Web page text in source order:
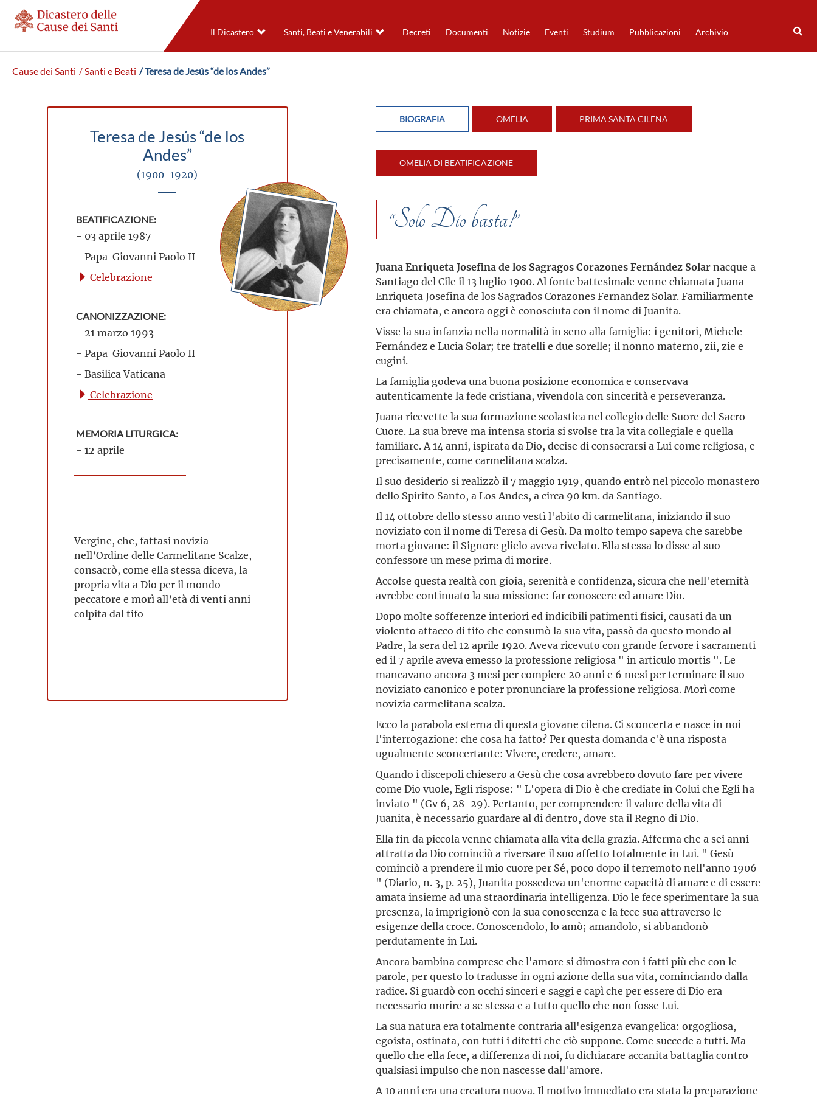
Il Dicastero Santi, Beati e Venerabili Decreti Documenti Notizie Eventi Studium Pubblicazioni Archivio
Cause dei Santi / Santi e Beati / Teresa de Jesús “de los Andes”
Teresa de Jesús “de los
Andes”
(1900-1920)
BEATIFICAZIONE:
- 03 aprile 1987
- Papa Giovanni Paolo II
Celebrazione
CANONIZZAZIONE:
- 21 marzo 1993
- Papa Giovanni Paolo II
- Basilica Vaticana
Celebrazione
MEMORIA LITURGICA:
- 12 aprile
Vergine, che, fattasi novizia
nell’Ordine delle Carmelitane Scalze,
consacrò, come ella stessa diceva, la
propria vita a Dio per il mondo
peccatore e morì all’età di venti anni
colpita dal tifo
BIOGRAFIA OMELIA PRIMA SANTA CILENA
OMELIA DI BEATIFICAZIONE
“Solo Dio basta!”
Juana Enriqueta Josefina de los Sagragos Corazones Fernández Solarnacque a
Santiago del Cile il 13 luglio 1900. Al fonte battesimale venne chiamata Juana
Enriqueta Josefina de los Sagrados Corazones Fernandez Solar. Familiarmente
era chiamata, e ancora oggi è conosciuta con il nome di Juanita.
Visse la sua infanzia nella normalità in seno alla famiglia: i genitori, Michele
Fernández e Lucia Solar; tre fratelli e due sorelle; il nonno materno, zii, zie e
cugini.
La famiglia godeva una buona posizione economica e conservava
autenticamente la fede cristiana, vivendola con sincerità e perseveranza.
Juana ricevette la sua formazione scolastica nel collegio delle Suore del Sacro
Cuore. La sua breve ma intensa storia si svolse tra la vita collegiale e quella
familiare. A 14 anni, ispirata da Dio, decise di consacrarsi a Lui come religiosa, e
precisamente, come carmelitana scalza.
Il suo desiderio si realizzò il 7 maggio 1919, quando entrò nel piccolo monastero
dello Spirito Santo, a Los Andes, a circa 90 km. da Santiago.
Il 14 ottobre dello stesso anno vestì l'abito di carmelitana, iniziando il suo
noviziato con il nome di Teresa di Gesù. Da molto tempo sapeva che sarebbe
morta giovane: il Signore glielo aveva rivelato. Ella stessa lo disse al suo
confessore un mese prima di morire.
Accolse questa realtà con gioia, serenità e confidenza, sicura che nell'eternità
avrebbe continuato la sua missione: far conoscere ed amare Dio.
Dopo molte sofferenze interiori ed indicibili patimenti fisici, causati da un
violento attacco di tifo che consumò la sua vita, passò da questo mondo al
Padre, la sera del 12 aprile 1920. Aveva ricevuto con grande fervore i sacramenti
ed il 7 aprile aveva emesso la professione religiosa " in articulo mortis ". Le
mancavano ancora 3 mesi per compiere 20 anni e 6 mesi per terminare il suo
noviziato canonico e poter pronunciare la professione religiosa. Morì come
novizia carmelitana scalza.
Ecco la parabola esterna di questa giovane cilena. Ci sconcerta e nasce in noi
l'interrogazione: che cosa ha fatto? Per questa domanda c'è una risposta
ugualmente sconcertante: Vivere, credere, amare.
Quando i discepoli chiesero a Gesù che cosa avrebbero dovuto fare per vivere
come Dio vuole, Egli rispose: " L'opera di Dio è che crediate in Colui che Egli ha
inviato " (Gv 6, 28-29). Pertanto, per comprendere il valore della vita di
Juanita, è necessario guardare al di dentro, dove sta il Regno di Dio.
Ella fin da piccola venne chiamata alla vita della grazia. Afferma che a sei anni
attratta da Dio cominciò a riversare il suo affetto totalmente in Lui. " Gesù
cominciò a prendere il mio cuore per Sé, poco dopo il terremoto nell'anno 1906
" (Diario, n. 3, p. 25), Juanita possedeva un'enorme capacità di amare e di essere
amata insieme ad una straordinaria intelligenza. Dio le fece sperimentare la sua
presenza, la imprigionò con la sua conoscenza e la fece sua attraverso le
esigenze della croce. Conoscendolo, lo amò; amandolo, si abbandonò
perdutamente in Lui.
Ancora bambina comprese che l'amore si dimostra con i fatti più che con le
parole, per questo lo tradusse in ogni azione della sua vita, cominciando dalla
radice. Si guardò con occhi sinceri e saggi e capì che per essere di Dio era
necessario morire a se stessa e a tutto quello che non fosse Lui.
La sua natura era totalmente contraria all'esigenza evangelica: orgogliosa,
egoista, ostinata, con tutti i difetti che ciò suppone. Come succede a tutti. Ma
quello che ella fece, a differenza di noi, fu dichiarare accanita battaglia contro
qualsiasi impulso che non nascesse dall'amore.
A 10 anni era una creatura nuova. Il motivo immediato era stata la preparazione